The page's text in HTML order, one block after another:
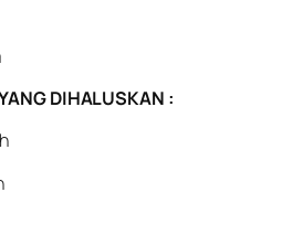
DIHALUSKAN :